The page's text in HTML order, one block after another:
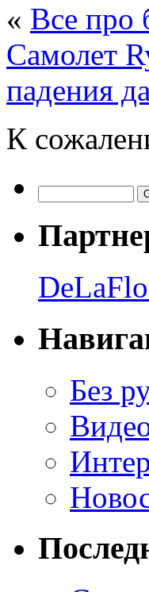
« Все про
Самолет
падения
К
Без